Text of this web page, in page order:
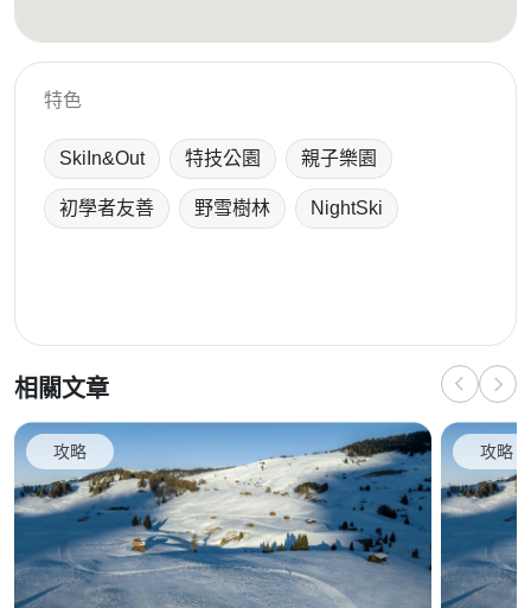
特色
SkiIn&Out 特技公園 親子樂園
初學者友善 野雪樹林 NightSki
相關文章
攻略 攻略